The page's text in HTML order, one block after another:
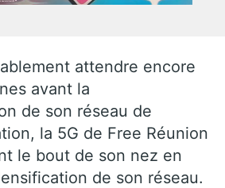
attendre encore
avant la
de son réseau de
la 5G de Free Réunion
le bout de son nez en
de son réseau.